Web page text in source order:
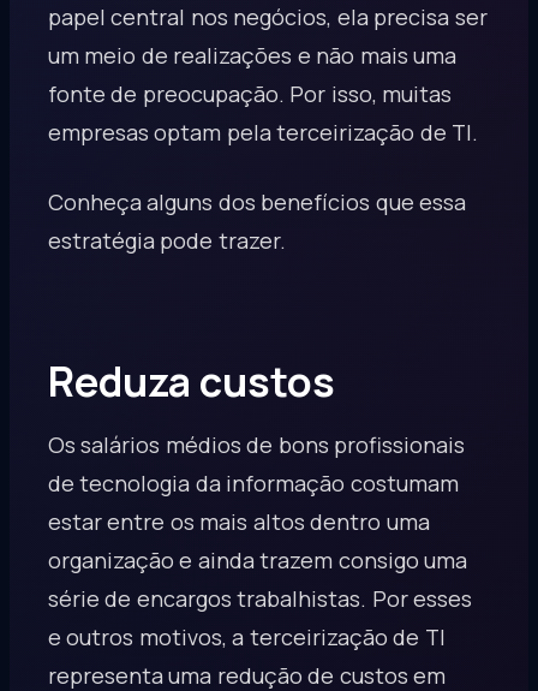
papel central nos negócios, ela precisa ser
um meio de realizações e não mais uma
fonte de preocupação. Por isso, muitas
empresas optam pela terceirização de TI.
Conheça alguns dos benefícios que essa
estratégia pode trazer.
Reduza custos
Os salários médios de bons profissionais
de tecnologia da informação costumam
estar entre os mais altos dentro uma
organização e ainda trazem consigo uma
série de encargos trabalhistas. Por esses
e outros motivos, a terceirização de TI
representa uma redução de custos em